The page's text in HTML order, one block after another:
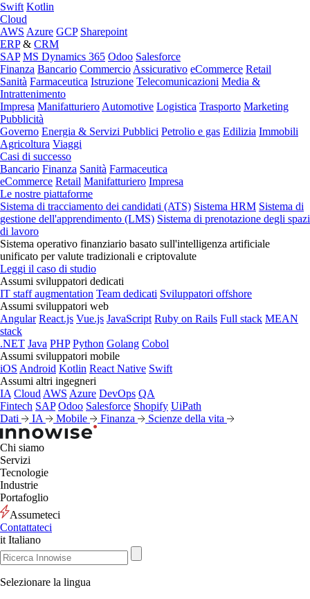
Swift Kotlin
Cloud
AWS Azure GCP Sharepoint
ERP& CRM
SAP MS Dynamics 365 Odoo Salesforce
Finanza Bancario Commercio Assicurativo eCommerce Retail
Sanità Farmaceutica Istruzione Telecomunicazioni Media &
Intrattenimento
Impresa Manifatturiero Automotive Logistica Trasporto Marketing
Pubblicità
Governo Energia & Servizi Pubblici Petrolio e gas Edilizia Immobili
Agricoltura Viaggi
Casi di successo
Bancario Finanza Sanità Farmaceutica
eCommerce Retail Manifatturiero Impresa
Le nostre piattaforme
Sistema di tracciamento dei candidati (ATS) Sistema HRM Sistema di
gestione dell'apprendimento (LMS) Sistema di prenotazione degli spazi
di lavoro
Sistema operativo finanziario basato sull'intelligenza artificiale
unificato per valute tradizionali e criptovalute
Leggi il caso di studio
Assumi sviluppatori dedicati
IT staff augmentation Team dedicati Sviluppatori offshore
Assumi sviluppatori web
Angular React.js Vue.js JavaScript Ruby on Rails Full stack MEAN
stack
.NET Java PHP Python Golang Cobol
Assumi sviluppatori mobile
iOS Android Kotlin React Native Swift
Assumi altri ingegneri
IA Cloud AWS Azure DevOps QA
Fintech SAP Odoo Salesforce Shopify UiPath
Dati
IA Mobile Finanza Scienze della vita
Chi siamo
Servizi
Tecnologie
Industrie
Portafoglio
Assumeteci
Contattateci
it Italiano
Selezionare la lingua